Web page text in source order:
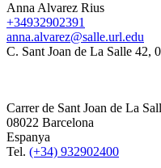
Anna Alvarez Rius
+34932902391
anna.alvarez@salle.url.edu
C. Sant Joan de La Salle 42,
Carrer de Sant Joan de La
08022 Barcelona
Espanya
Tel. (+34) 932902400